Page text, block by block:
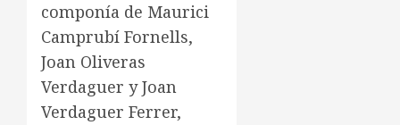
componía de Maurici
Camprubí Fornells,
Joan Oliveras
Verdaguer y Joan
Verdaguer Ferrer,